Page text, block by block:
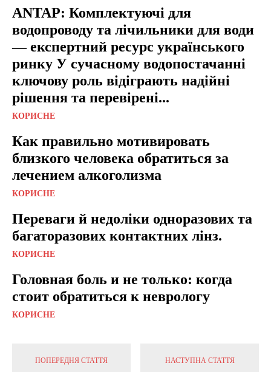
ANTAP: Комплектуючі для
водопроводу та лічильники для води
— експертний ресурс українського
ринку У сучасному водопостачанні
ключову роль відіграють надійні
рішення та перевірені...
КОРИСНЕ
Как правильно мотивировать
близкого человека обратиться за
лечением алкоголизма
КОРИСНЕ
Переваги й недоліки одноразових та
багаторазових контактних лінз.
КОРИСНЕ
Головная боль и не только: когда
стоит обратиться к неврологу
КОРИСНЕ
ПОПЕРЕДНЯ СТАТТЯ НАСТУПНА СТАТТЯ